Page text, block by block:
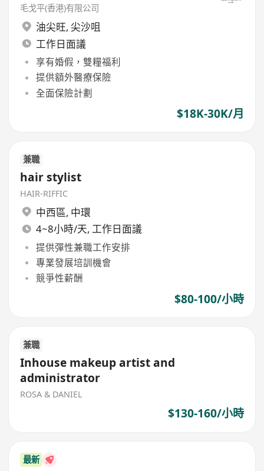
毛戈平(香港)有限公司
油尖旺, 尖沙咀
工作日面議
享有婚假，雙糧福利
提供額外醫療保險
全面保險計劃
$18K-30K/月
兼職
hair stylist
HAIR-RIFFIC
中西區, 中環
4~8小時/天, 工作日面議
提供彈性兼職工作安排
專業發展培訓機會
競爭性薪酬
$80-100/小時
兼職
Inhouse makeup artist and
administrator
ROSA & DANIEL
$130-160/小時
最新